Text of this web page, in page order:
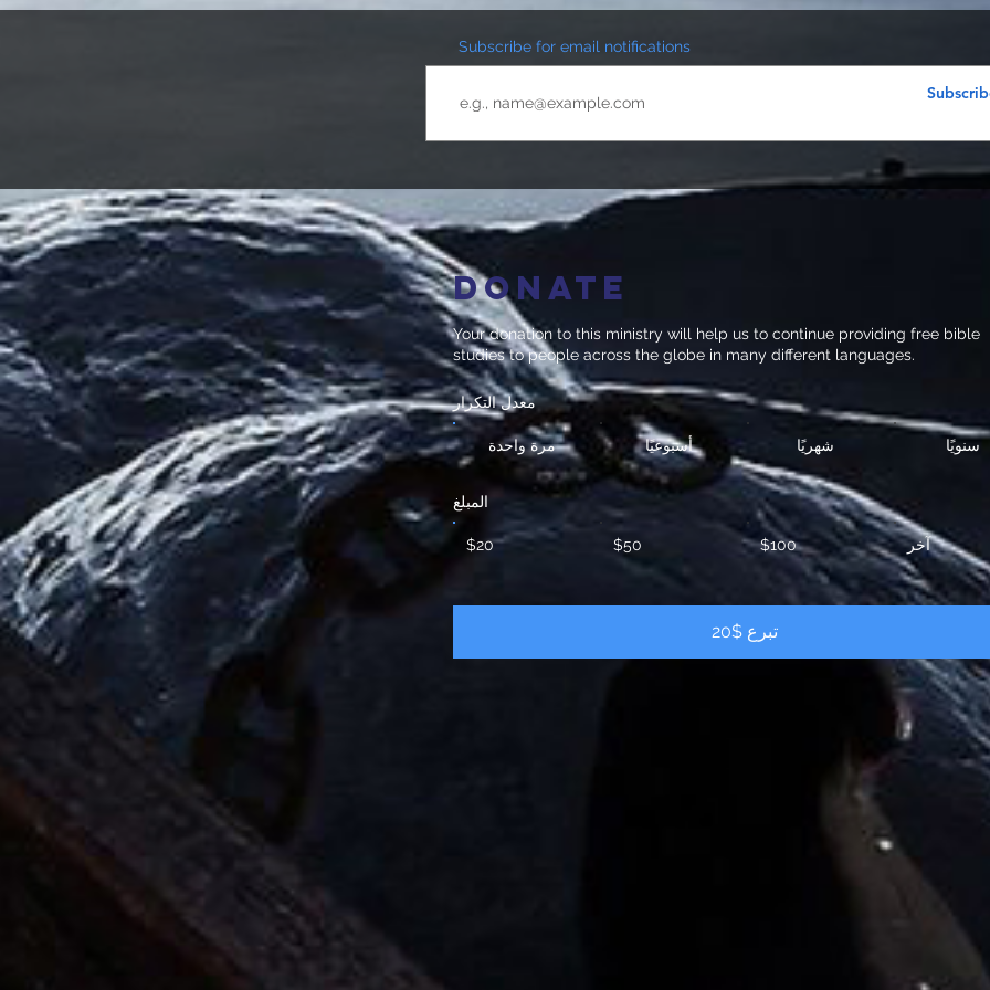
Subscribe for email notifications
Donate
Your donation to this ministry will help us to continue providing free bible
studies to people across the globe in many different languages.
معدل التكرار
مرة واحدة أسبوعيًا شهريًا سنويًا
المبلغ
$20 $50 $100 آخر
تبرع $20